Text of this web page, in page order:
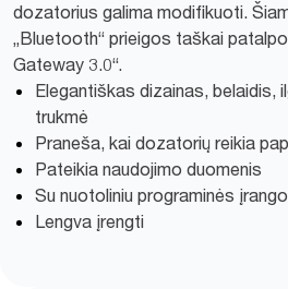
dozatorius galima modifikuoti.
„Bluetooth“ prieigos taškai
Gateway 3.0“.
Elegantiškas dizainas, belaidis,
trukmė
Praneša, kai dozatorių reikia
Pateikia naudojimo duomenis
Su nuotoliniu programinės
Lengva įrengti